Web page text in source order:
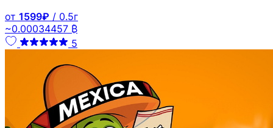
от 1599₽ / 0.5г
~0.00034457 ₿
5